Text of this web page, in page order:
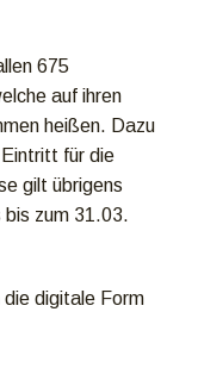
675
auf ihren
heißen. Dazu
für die
gilt übrigens
bis zum 31.03.
digitale Form